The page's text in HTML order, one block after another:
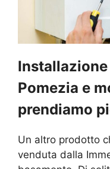
Pomezia e
prendiamo
Un altro prodotto
venduta dalla